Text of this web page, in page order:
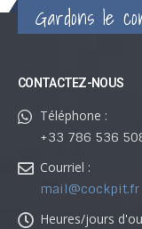
Gardons le
CONTACTEZ-NOUS
Téléphone :
+33 786 536
Courriel :
mail@cockpit.fr
Heures/jours